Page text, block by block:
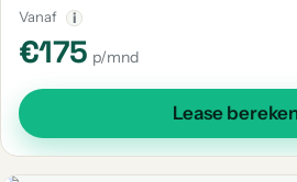
Vanaf i
€175 p/mnd
Lease